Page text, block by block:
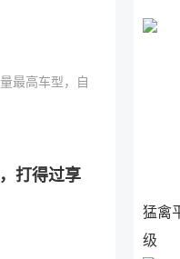
最高车型，自
打得过享
猛禽
级